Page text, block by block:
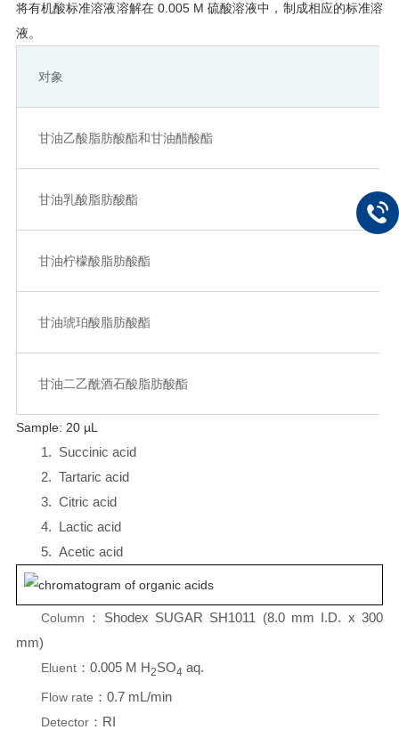
将有机酸标准溶液溶解在 0.005 M 硫酸溶液中，制成相应的标准溶
液。
对象
甘油乙酸脂肪酸酯和甘油醋酸酯
甘油乳酸脂肪酸酯
甘油柠檬酸脂肪酸酯
甘油琥珀酸脂肪酸酯
甘油二乙酰酒石酸脂肪酸酯
Sample: 20 µL
1. Succinic acid
2. Tartaric acid
3. Citric acid
4. Lactic acid
5. Acetic acid
Column ： Shodex SUGAR SH1011 (8.0 mm I.D. x 300
mm)
Eluent： 0.005 M H2SO4 aq.
Flow rate ： 0.7 mL/min
Detector： RI